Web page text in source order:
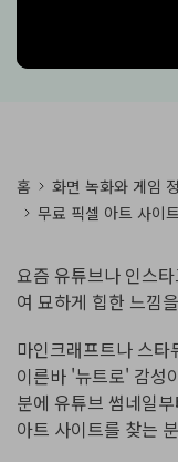
홈
화면 녹화와 게임
무료 픽셀 아트 사이
요즘 유튜브나 인스
여 묘하게 힙한 느낌
마인크래프트나 스
이른바 '뉴트로' 감성
분에 유튜브 썸네일
아트 사이트를 찾는